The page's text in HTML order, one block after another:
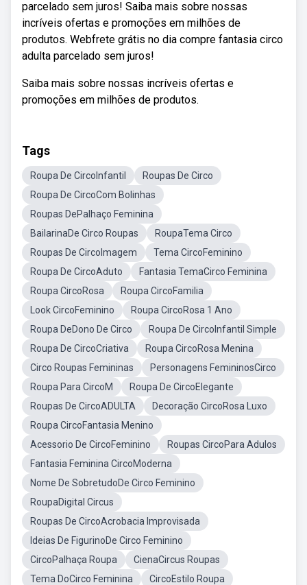
parcelado sem juros! Saiba mais sobre nossas
incríveis ofertas e promoções em milhões de
produtos. Webfrete grátis no dia compre fantasia circo
adulta parcelado sem juros!
Saiba mais sobre nossas incríveis ofertas e
promoções em milhões de produtos.
Tags
Roupa De CircoInfantil
Roupas De Circo
Roupa De CircoCom Bolinhas
Roupas DePalhaço Feminina
BailarinaDe Circo Roupas
RoupaTema Circo
Roupas De CircoImagem
Tema CircoFeminino
Roupa De CircoAduto
Fantasia TemaCirco Feminina
Roupa CircoRosa
Roupa CircoFamilia
Look CircoFeminino
Roupa CircoRosa 1 Ano
Roupa DeDono De Circo
Roupa De CircoInfantil Simple
Roupa De CircoCriativa
Roupa CircoRosa Menina
Circo Roupas Femininas
Personagens FemininosCirco
Roupa Para CircoM
Roupa De CircoElegante
Roupas De CircoADULTA
Decoração CircoRosa Luxo
Roupa CircoFantasia Menino
Acessorio De CircoFeminino
Roupas CircoPara Adulos
Fantasia Feminina CircoModerna
Nome De SobretudoDe Circo Feminino
RoupaDigital Circus
Roupas De CircoAcrobacia Improvisada
Ideias De FigurinoDe Circo Feminino
CircoPalhaça Roupa
CienaCircus Roupas
Tema DoCirco Feminina
CircoEstilo Roupa